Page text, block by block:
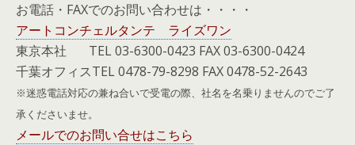
お電話・FAXでのお問い合わせは・・・・
アートコンチェルタンテ ライズワン
東京本社 TEL 03-6300-0423 FAX 03-6300-0424
千葉オフィスTEL 0478-79-8298 FAX 0478-52-2643
※迷惑電話対応の兼ね合いで受電の際、社名を名乗りませんのでご了
承くださいませ。
メールでのお問い合せはこちら